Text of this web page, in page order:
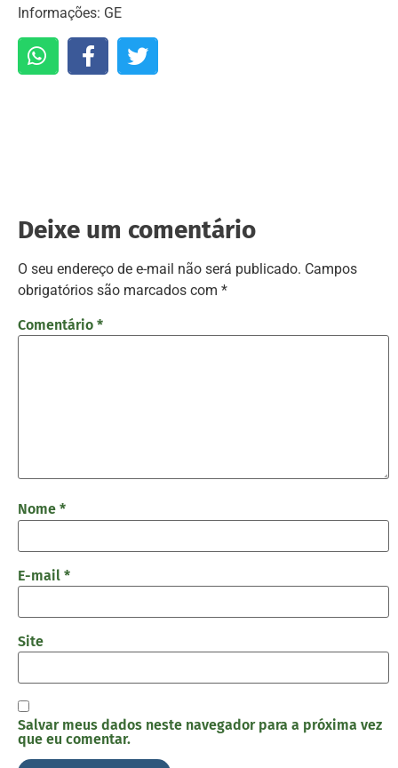
Informações: GE
Deixe um comentário
O seu endereço de e-mail não será publicado. Campos
obrigatórios são marcados com *
Comentário *
Nome *
E-mail *
Site
Salvar meus dados neste navegador para a próxima vez
que eu comentar.